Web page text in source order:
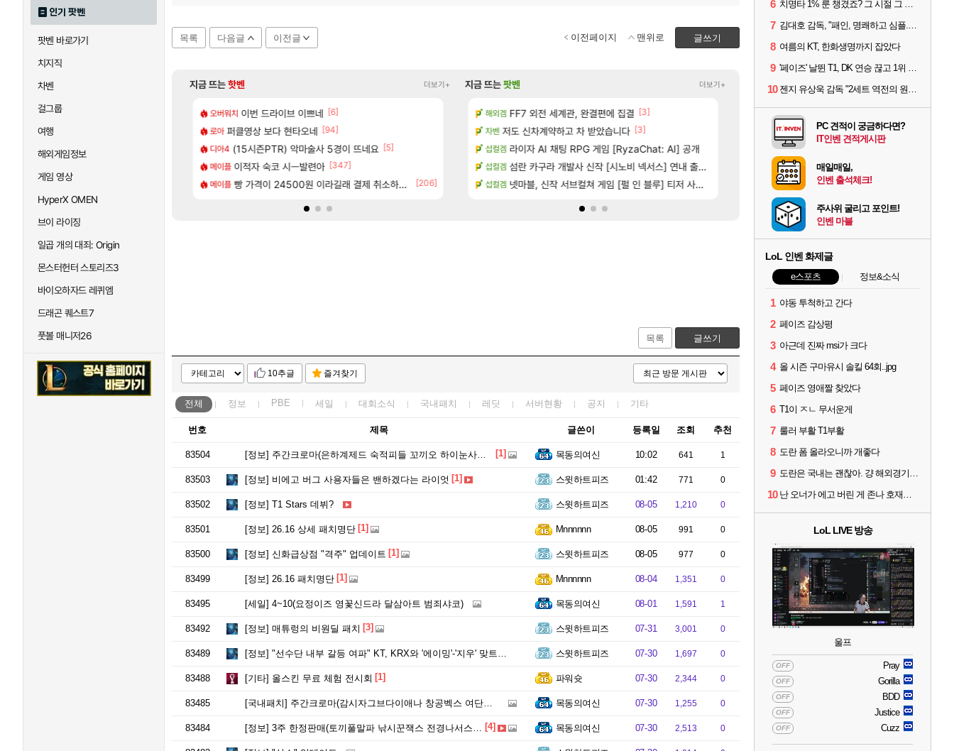
인기 팟벤
팟벤 바로가기
치지직
차벤
걸그룹
여행
해외게임정보
게임 영상
HyperX OMEN
브이 라이징
일곱 개의 대죄: Origin
몬스터헌터 스토리즈3
바이오하자드 레퀴엠
드래곤 퀘스트7
풋볼 매니저26
목록 다음글 이전글 글쓰기
이전페이지 맨위로
지금 뜨는핫벤 더보기+
[82]
[14]
투력컷 [35]
이트메어 TOP 10 직업별 분포
오버워치 이번 드라이브 이쁘네 [6]
로아 퍼클영상 보다 현타오네 [94]
디아4 (15시즌PTR) 악마술사 5경이 뜨네요 [5]
메이플 이적자 숙코 시ㅡ발련아 [347]
메이플 빵 가격이 24500원 이라길래 결제 취소하고 나왔다 [206]
로아 너넨 대난 함부로 가지 마라.. [45]
디아4 Ssf 정의를 내려 버린 디시인 [6]
메이플 게이머라면 필수로 알아야 할 것 [116]
로아 100:8 보다 효율이 좋은 상향된 아제나 ㄷㄷ
[101]
메이플 우리 나라의 주적은?? [137]
빵값 문의 후기
야동 투척하고 간다 [14]
벨가 하드 찐 투력컷
레테 재사용 17번 터짐
벨가르딘 나이트메어 TOP 10 직업별 분포
지금 뜨는팟벤 더보기+
길찾기/지도 공략 (1 ~ 12장)
만화 | 야간 보초는 너무 힘들어
트 때는 로비에 온라인 기능이 있는데
브 리인카네이션 오픈 트레일러
여행 7년만에 가족여행을 다녀왔습니다.
아스오라 「에린」 컨셉 포스터 공개
비스트 쿠를 먼저 보내서 기습하는 법
리싱크드 리싱크드 1.06 패치노트 (8/5)
비스트 비스트 오브 리인카네이션 정보/공략글 모음
해외겜 FF7 외전 세계관, 완결편에 집결 [3]
차벤 저도 신차계약하고 차 받았습니다 [3]
섭컬겜 라이자 AI 채팅 RPG 게임 [RyzaChat: AI] 공개
섭컬겜 섬란 카구라 개발사 신작 [시노비 넥서스] 연내 출시 예정
섭컬겜 넷마블, 신작 서브컬쳐 게임 [펄 인 블루] 티저 사이트 오픈
챕터별 길찾기/지도 공략 (1 ~ 12장)
아주프로 4컷 만화 | 야간 보초는 너무 힘들어
리밋제로 테스트 때는 로비에 온라인 기능이 있는데
스위치2판 ‘몬헌 와일즈’, 30~40fps 목표 추
비스트 오브 리인카네이션 오픈 트레일러
목록 글쓰기
10추글 즐겨찾기
전체 정보 PBE 세일 대회소식 국내패치 레딧 서버현황 공지 기타
번호 제목 글쓴이 등록일 조회 추천
83504 [정보] 주간크로마(은하계제드 숙적피들 꼬끼오 하이눈사미라) [1] 목동의여신 10:02 641 1
83503 [정보] 비에고 버그 사용자들은 밴하겠다는 라이엇 [1] 스윗하트피즈 01:42 771 0
83502 [정보] T1 Stars 데뷔? 스윗하트피즈 08-05 1,210 0
83501 [정보] 26.16 상세 패치명단 [1] Mnnnnnn 08-05 991 0
83500 [정보] 신화급상점 "격주" 업데이트 [1] 스윗하트피즈 08-05 977 0
83499 [정보] 26.16 패치명단 [1] Mnnnnnn 08-04 1,351 0
83495 [세일] 4~10(요정이즈 영꽃신드라 달삼아트 범죄샤코) 목동의여신 08-01 1,591 1
83492 [정보] 매튜렁의 비원딜 패치 [3] 스윗하트피즈 07-31 3,001 0
83489 [정보] "선수단 내부 갈등 여파" KT, KRX와 '에이밍'-'지우' 맞트레이드 전격 단행 [공식] 스윗하트피즈 07-30 1,697 0
83488 [기타] 올스킨 무료 체험 전시회 [1] 파워슛 07-30 2,344 0
83485 [국내패치] 주간크로마(감시자그브다이애나 창공벡스 여단트댐아칼리 영꽃트타) 목동의여신 07-30 1,255 0
83484 [정보] 3주 한정판매(토끼풀말파 낚시꾼잭스 전경나서스케일) [4] 목동의여신 07-30 2,513 0
6 치명타 1% 룬 챙겼죠? 그 시절 그 감성 '롤 클래식' 30일 출시
7 김대호 감독, "패인, 명쾌하고 심플...다시 힘낼 수 있어"
8 여름의 KT, 한화생명까지 잡았다
9 '페이즈' 날뛴 T1, DK 연승 끊고 1위 지켜
10 젠지 유상욱 감독 "2세트 역전의 원인...너무 급했다"
PC 견적이 궁금하다면?
IT인벤 견적게시판
매일매일,
인벤 출석체크!
주사위 굴리고 포인트!
인벤 마블
LoL 인벤 화제글
e스포츠 정보&소식
1 야동 투척하고 간다
2 페이즈 감상평
3 아근데 진짜 msi가 크다
4 올 시즌 구마유시 솔킬 64회..jpg
5 페이즈 영애짤 찾았다
6 T1이 ㅈㄴ 무서운게
7 룰러 부활 T1부활
8 도란 폼 올라오니까 개좋다
9 도란은 국내는 괜찮아. 걍 해외경기가 개 쓰레기라 그래
10 난 오너가 에고 버린 게 존나 호재라고 봄
LoL LIVE 방송
울프
OFF Pray
OFF Gorilla
OFF BDD
OFF Justice
OFF Cuzz